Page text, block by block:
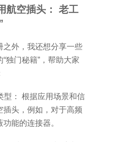
航空插头： 老工
之外，我还想分享一些
独门秘籍”，帮助大家
型： 根据应用场景和信
插头，例如，对于高频
能的连接器。